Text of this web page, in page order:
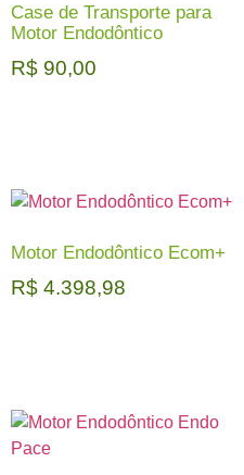
Case de Transporte para
Motor Endodôntico
R$ 90,00
Motor Endodôntico Ecom+
R$ 4.398,98